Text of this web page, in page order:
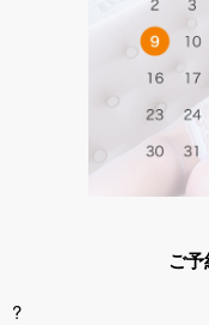
ご予
?